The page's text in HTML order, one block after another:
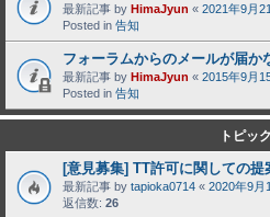
最新記事 by HimaJyun « 2021年9月
Posted in 告知
フォーラムからのメールが届か
最新記事 by HimaJyun « 2015年9月
Posted in 告知
トピック
[意見募集] TT許可に関しての提
最新記事 by tapioka0714 « 2020年9月
返信数: 26